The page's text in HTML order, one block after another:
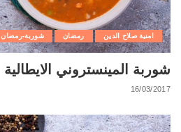
امنية صلاح الدين رمضان شوربة-رمضان
شوربة المينستروني الايطالية
16/03/2017